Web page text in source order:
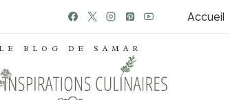
Accueil
BLOG DE SAMAR